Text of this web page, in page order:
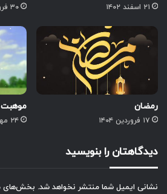
۲۱ اسفند ۱۴۰۲ ۳۰ فروردین ۱۴۰۰
رمضان
۱۷ فروردین ۱۴۰۴
موهبت
۲۴ مهر ۱۴۰۳
دیدگاهتان را بنویسید
نشانی ایمیل شما منتشر نخواهد شد. بخش‌های